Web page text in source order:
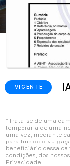
VIGENTE
*Trata-se de uma
temporária de uma
uma vez, mediante
para fins de
beneficiário dessa
condições, dos
Privacidade.